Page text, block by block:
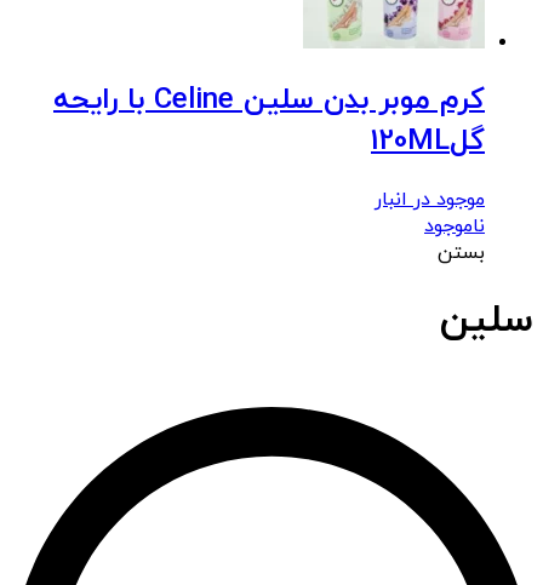
کرم موبر بدن سلین Celine با رایحه
گل120ML
موجود در انبار
ناموجود
بستن
سلین